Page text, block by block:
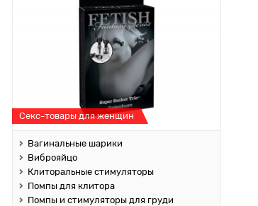
Секс-товары для женщин
Вагинальные шарики
Виброяйцо
Клиторальные стимуляторы
Помпы для клитора
Помпы и стимуляторы для груди